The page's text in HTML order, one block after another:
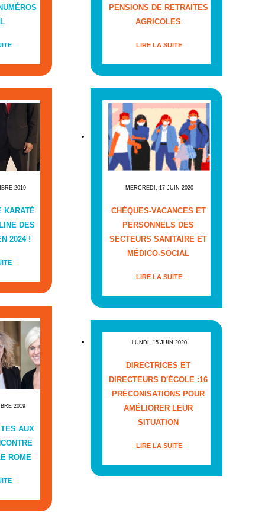
2019
KARATÉ
DES
2024 !
2019
AUX
ROME
PENSIONS DE RETRAITES
AGRICOLES
LIRE LA SUITE
MERCREDI, 17 JUIN 2020
CHÈQUES-VACANCES ET
PERSONNELS DES
SECTEURS SANITAIRE ET
MÉDICO-SOCIAL
LIRE LA SUITE
LUNDI, 15 JUIN 2020
DIRECTRICES ET
DIRECTEURS D'ÉCOLE :16
PRÉCONISATIONS POUR
AMÉLIORER LEUR
SITUATION
LIRE LA SUITE